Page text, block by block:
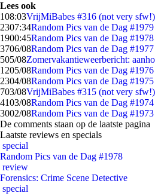
Lees ook
108:03VrijMiBabes #316 (not very sfw!)
2307:34Random Pics van de Dag #1979
1900:45Random Pics van de Dag #1978
3706/08Random Pics van de Dag #1977
505/08Zomervakantieweerbericht:
1205/08Random Pics van de Dag #1976
2304/08Random Pics van de Dag #1975
703/08VrijMiBabes #315 (not very sfw!)
4103/08Random Pics van de Dag #1974
3002/08Random Pics van de Dag #1973
De comments staan op de laatste pagina
Laatste reviews en specials
special
Random Pics van de Dag #1978
review
Forensics: Crime Scene Detective
special